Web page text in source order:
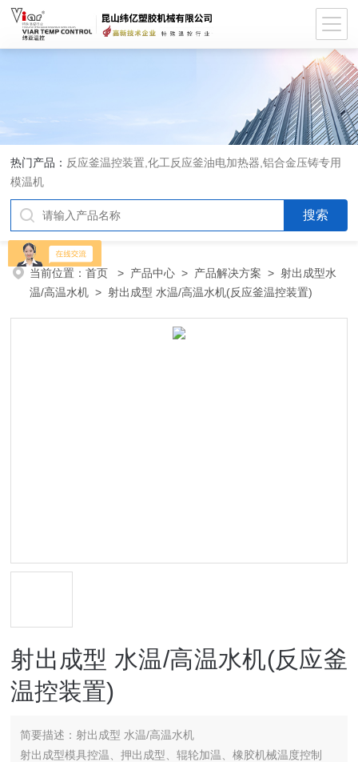
热门产品： 反应釜温控装置,化工反应釜油电加热器,铝合金压铸专用
模温机
当前位置：首页 > 产品中心 > 产品解决方案 >射出成型水
温/高温水机 > 射出成型 水温/高温水机(反应釜温控装置)
射出成型 水温/高温水机(反应釜
温控装置)
简要描述：射出成型 水温/高温水机
射出成型模具控温、押出成型、辊轮加温、橡胶机械温度控制